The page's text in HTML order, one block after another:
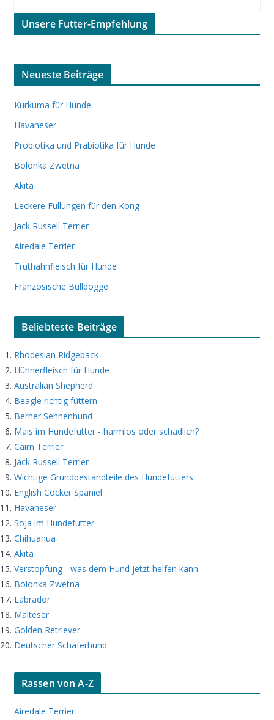
Unsere Futter-Empfehlung
Neueste Beiträge
Kurkuma für Hunde
Havaneser
Probiotika und Präbiotika für Hunde
Bolonka Zwetna
Akita
Leckere Füllungen für den Kong
Jack Russell Terrier
Airedale Terrier
Truthahnfleisch für Hunde
Französische Bulldogge
Beliebteste Beiträge
Rhodesian Ridgeback
Hühnerfleisch für Hunde
Australian Shepherd
Beagle richtig füttern
Berner Sennenhund
Mais im Hundefutter - harmlos oder schädlich?
Cairn Terrier
Jack Russell Terrier
Wichtige Grundbestandteile des Hundefutters
English Cocker Spaniel
Havaneser
Soja im Hundefutter
Chihuahua
Akita
Verstopfung - was dem Hund jetzt helfen kann
Bolonka Zwetna
Labrador
Malteser
Golden Retriever
Deutscher Schäferhund
Rassen von A-Z
Airedale Terrier